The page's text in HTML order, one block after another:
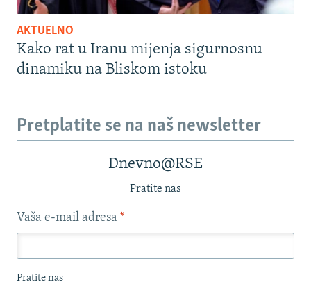
AKTUELNO
Kako rat u Iranu mijenja sigurnosnu
dinamiku na Bliskom istoku
Pretplatite se na naš newsletter
Dnevno@RSE
Pratite nas
Vaša e-mail adresa *
Pratite nas